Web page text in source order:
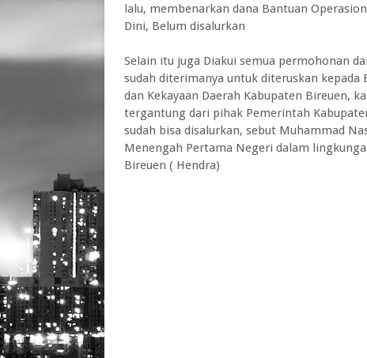
lalu, membenarkan dana Bantuan
Dini, Belum disalurkan
Selain itu juga Diakui semua permohonan
sudah diterimanya untuk diteruskan kepada
dan Kekayaan Daerah Kabupaten Bireuen,
tergantung dari pihak Pemerintah
sudah bisa disalurkan, sebut Muhammad
Menengah Pertama Negeri dalam
Bireuen ( Hendra)